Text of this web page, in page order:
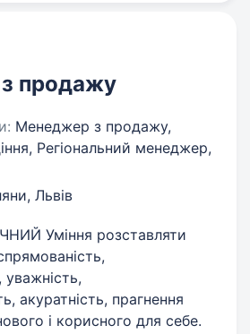
продажу
Менеджер з продажу,
Регіональний менеджер,
Львів
Уміння розставляти
уважність,
акуратність, прагнення
і корисного для себе.